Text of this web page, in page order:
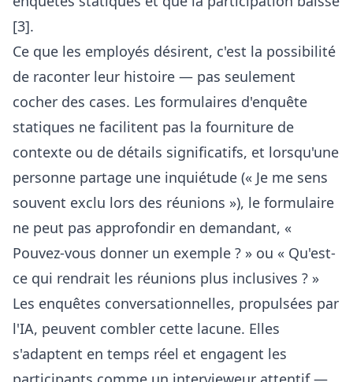
[3].
Ce que les employés désirent, c'est la possibilité
de raconter leur histoire — pas seulement
cocher des cases. Les formulaires d'enquête
statiques ne facilitent pas la fourniture de
contexte ou de détails significatifs, et lorsqu'une
personne partage une inquiétude (« Je me sens
souvent exclu lors des réunions »), le formulaire
ne peut pas approfondir en demandant, «
Pouvez-vous donner un exemple ? » ou « Qu'est-
ce qui rendrait les réunions plus inclusives ? »
Les enquêtes conversationnelles, propulsées par
l'IA, peuvent combler cette lacune. Elles
s'adaptent en temps réel et engagent les